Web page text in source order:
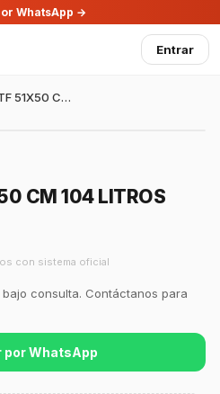
WhatsApp →
Entrar
OLLA 100 ATF 51X50 CM 104 LITROS
CM 104 LITROS
con sistema oficial
consulta. Contáctanos para
por WhatsApp